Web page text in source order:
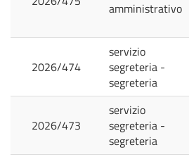
amministrativo
2026/474
servizio
segreteria -
segreteria
2026/473
servizio
segreteria -
segreteria